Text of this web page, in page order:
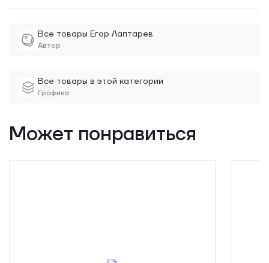
Все товары Егор Лаптарев
Автор
Все товары в этой категории
Графика
Может понравиться